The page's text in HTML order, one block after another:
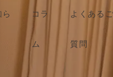
ら コラ
ム
よくあるご
質問